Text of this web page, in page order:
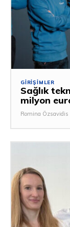
GIRIŞIMLER
Sağlık
milyon
Romina Özsavidis